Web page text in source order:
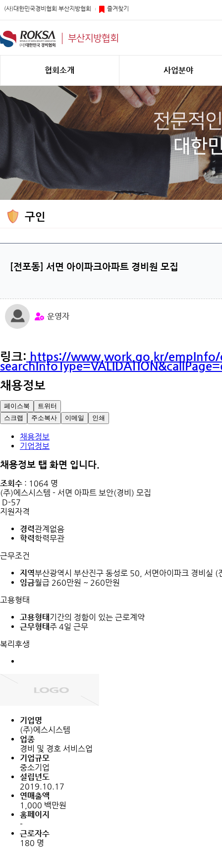
(사)대한민국경비협회 부산지방협회 즐겨찾기
부산지방협회
협회소개 사업분야
구인
[전포동] 서면 아이파크아파트 경비원 모집
운영자
링크: https://www.work.go.kr/
채용정보
페이스북
트위터
스크랩
주소복사 이메일 인쇄
채용정보
기업정보
채용정보 탭 화면 입니다.
조회수 : 1064 명
(주)에스시스템 - 서면 아파트 보안(경비) 모집
D-57
지원자격
경력관계없음
학력학력무관
근무조건
지역부산광역시 부산진구 동성로 50, 서면아이파크 경비실 (
임금월급 260만원 ~ 260만원
고용형태
고용형태 기간의 정함이 있는 근로계약
근무형태주 4일 근무
복리후생
기업명
(주)에스시스템
업종
경비 및 경호 서비스업
기업규모
중소기업
설립년도
2019.10.17
연매출액
1,000 백만원
홈페이지
-
근로자수
180 명